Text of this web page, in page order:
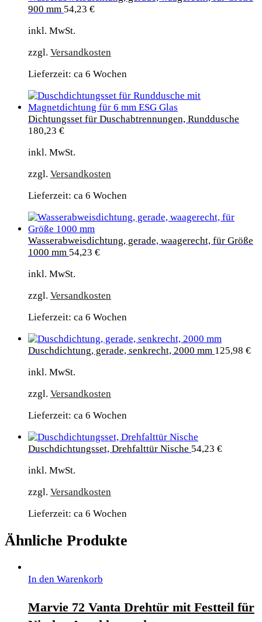
900 mm 54,23 €
inkl. MwSt.
zzgl. Versandkosten
Lieferzeit: ca 6 Wochen
Dichtungsset für Duschabtrennungen, Runddusche
180,23 €
inkl. MwSt.
zzgl. Versandkosten
Lieferzeit: ca 6 Wochen
Wasserabweisdichtung, gerade, waagerecht, für Größe
1000 mm 54,23 €
inkl. MwSt.
zzgl. Versandkosten
Lieferzeit: ca 6 Wochen
Duschdichtung, gerade, senkrecht, 2000 mm 125,98 €
inkl. MwSt.
zzgl. Versandkosten
Lieferzeit: ca 6 Wochen
Duschdichtungsset, Drehfalttür Nische 54,23 €
inkl. MwSt.
zzgl. Versandkosten
Lieferzeit: ca 6 Wochen
Ähnliche Produkte
In den Warenkorb
Marvie 72 Vanta Drehtür mit Festteil für